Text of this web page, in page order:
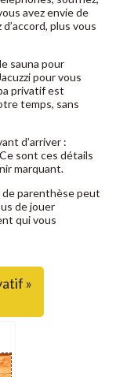
avez envie de
plus vous
sauna pour
pour vous
privatif est
temps, sans
d’arriver :
sont ces détails
marquant.
de parenthèse peut
de jouer
qui vous
»